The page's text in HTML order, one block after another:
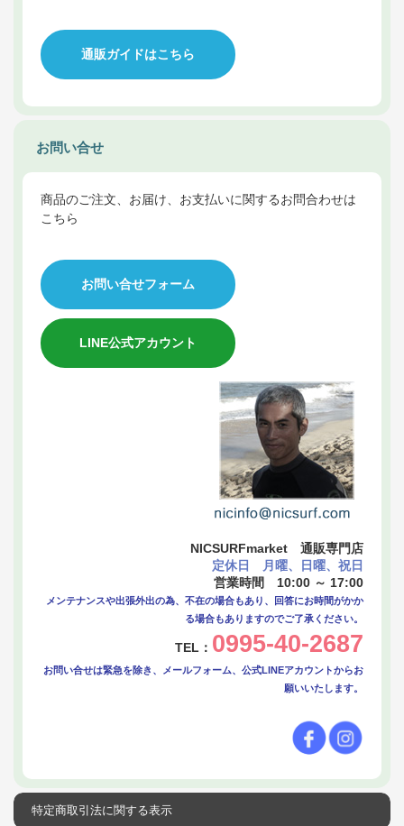
通販ガイドはこちら
お問い合せ
商品のご注文、お届け、お支払いに関するお問合わせは
こちら
お問い合せフォーム
LINE公式アカウント
NICSURFmarket 通販専門店
定休日 月曜、日曜、祝日
営業時間 10:00 ～ 17:00
メンテナンスや出張外出の為、不在の場合もあり、回答にお時間がかか
る場合もありますのでご了承ください。
TEL： 0995-40-2687
お問い合せは緊急を除き、メールフォーム、公式LINEアカウントからお
願いいたします。
特定商取引法に関する表示